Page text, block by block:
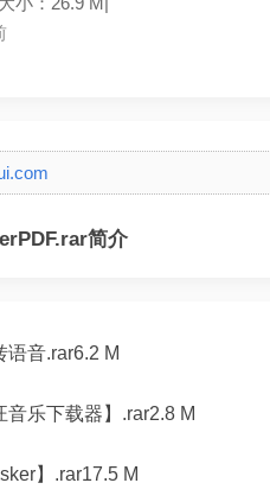
简介
语音.rar6.2 M
音乐下载器】.rar2.8 M
】.rar17.5 M